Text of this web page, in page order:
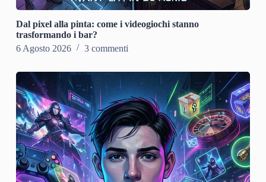
Dal pixel alla pinta: come i videogiochi stanno
trasformando i bar?
6 Agosto 2026
3 commenti